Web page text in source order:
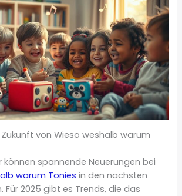
von Wieso weshalb warum
können spannende Neuerungen bei
warum Tonies in den nächsten
Für 2025 gibt es Trends, die das